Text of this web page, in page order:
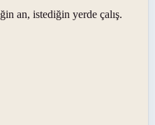
an, istediğin yerde çalış.